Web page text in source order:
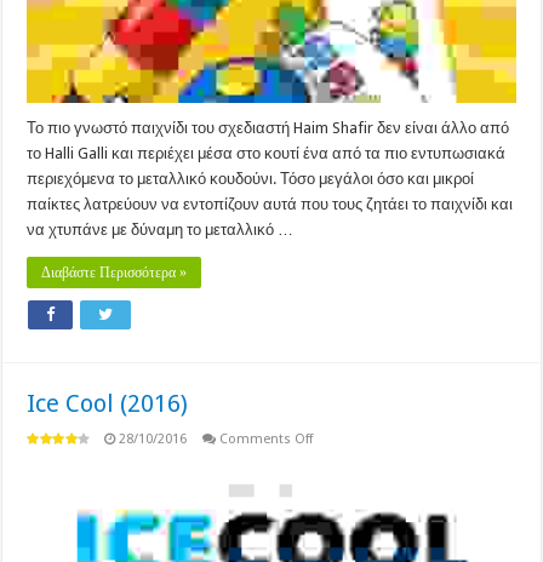
Το πιο γνωστό παιχνίδι του σχεδιαστή Haim Shafir δεν είναι άλλο από
το Halli Galli και περιέχει μέσα στο κουτί ένα από τα πιο εντυπωσιακά
περιεχόμενα το μεταλλικό κουδούνι. Τόσο μεγάλοι όσο και μικροί
παίκτες λατρεύουν να εντοπίζουν αυτά που τους ζητάει το παιχνίδι και
να χτυπάνε με δύναμη το μεταλλικό …
Διαβάστε Περισσότερα »
Ice Cool (2016)
28/10/2016 Comments Offon